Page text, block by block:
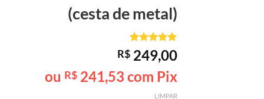
(cesta de metal)
Avaliado
como5de
5, com
baseado em
1
R$ 249,00
ou R$ 241,53 com Pix
LIMPAR